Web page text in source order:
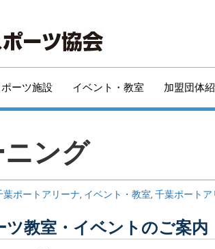
公益財
ポーツ施設 イベント・教室 加盟団体
ング
葉ポートアリーナ, イベント・教室, 千葉ポート